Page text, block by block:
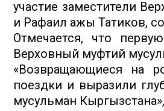
участие заместители
и Рафаил ажы Татиков,
Отмечается, что
Верховный муфтий
«Возвращающиеся на
поездки и выразили
мусульман